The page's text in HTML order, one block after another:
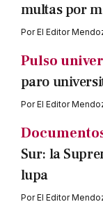
multas por
PorEl Editor
Pulso
paro
PorEl Editor
Sur: la
lupa
PorEl Editor